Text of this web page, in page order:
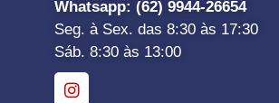
Whatsapp: (62) 9944-26654
Seg. à Sex. das 8:30 às 17:30
Sáb. 8:30 às 13:00